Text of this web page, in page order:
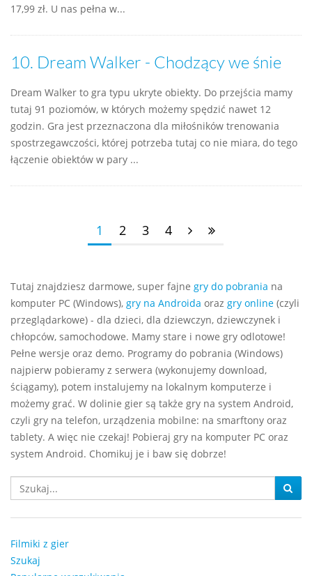
17,99 zł. U nas pełna w...
10. Dream Walker - Chodzący we śnie
Dream Walker to gra typu ukryte obiekty. Do przejścia mamy
tutaj 91 poziomów, w których możemy spędzić nawet 12
godzin. Gra jest przeznaczona dla miłośników trenowania
spostrzegawczości, której potrzeba tutaj co nie miara, do tego
łączenie obiektów w pary ...
1 2 3 4
Tutaj znajdziesz darmowe, super fajne gry do pobrania na
komputer PC (Windows), gry na Androida oraz gry online (czyli
przeglądarkowe) - dla dzieci, dla dziewczyn, dziewczynek i
chłopców, samochodowe. Mamy stare i nowe gry odlotowe!
Pełne wersje oraz demo. Programy do pobrania (Windows)
najpierw pobieramy z serwera (wykonujemy download,
ściągamy), potem instalujemy na lokalnym komputerze i
możemy grać. W dolinie gier są także gry na system Android,
czyli gry na telefon, urządzenia mobilne: na smarftony oraz
tablety. A więc nie czekaj! Pobieraj gry na komputer PC oraz
system Android. Chomikuj je i baw się dobrze!
Filmiki z gier
Szukaj